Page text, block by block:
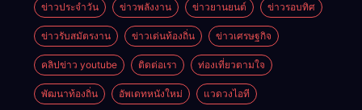
ความสัมพันธ์
อันดีของ
หน่วยงานใน
กระบวนการ
ยุติธรรม
งานใหญ่
สร้างโอกาส
ธุรกิจครบ
วงจร ด้วยครับ
ข่าวประจำวัน ข่าวพลังงาน ข่าวยานยนต์ ข่าวรอบทิศ
ข่าวรับสมัตรงาน ข่าวเด่นท้องถิ่น ข่าวเศรษฐกิจ
คลิปข่าว youtube ติดต่อเรา ท่องเที่ยวตามใจ
พัฒนาท้องถิ่น อัพเดทหนังใหม่ แวดวงไอที